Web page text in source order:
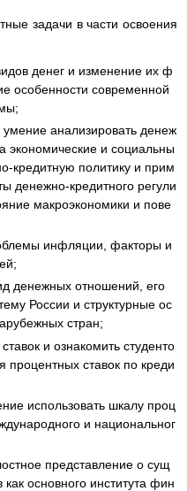
задачи в части освоения
денег и изменение их ф
особенности современной
анализировать денеж
экономические и социальны
кредитную политику и прим
денежно-кредитного регули
макроэкономики и пове
инфляции, факторы и
денежных отношений, его
России и структурные ос
стран;
и ознакомить студенто
ставок по креди
использовать шкалу проц
и национальног
представление о сущ
основного института фин